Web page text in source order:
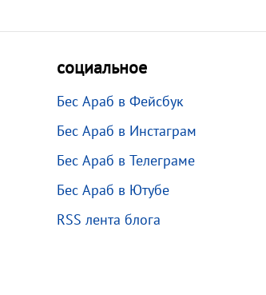
социальное
Бес Араб в Фейсбук
Бес Араб в Инстаграм
Бес Араб в Телеграме
Бес Араб в Ютубе
RSS лента блога